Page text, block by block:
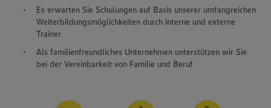
Es erwarten Sie Schulungen auf Basis unserer umfangreichen
Weiterbildungsmöglichkeiten durch interne und externe
Trainer
Als familienfreundliches Unternehmen unterstützen wir Sie
bei der Vereinbarkeit von Familie und Beruf